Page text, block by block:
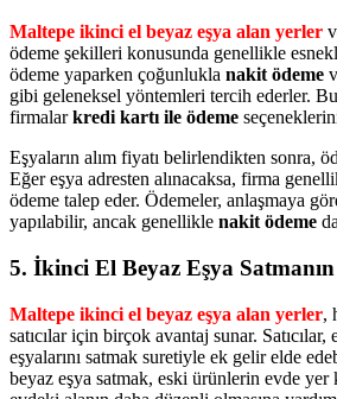
Maltepe ikinci el beyaz eşya alan yerler
ödeme şekilleri konusunda genellikle
ödeme yaparken çoğunlukla nakit ödeme
gibi geleneksel yöntemleri tercih ederler.
firmalarkredi kartı ile ödeme
Eşyaların alım fiyatı belirlendikten sonra,
Eğer eşya adresten alınacaksa, firma
ödeme talep eder. Ödemeler, anlaşmaya
yapılabilir, ancak genellikle nakit ödeme
5. İkinci El Beyaz Eşya
Maltepe ikinci el beyaz eşya alan yerler,
satıcılar için birçok avantaj sunar.
eşyalarını satmak suretiyle ek gelir elde
beyaz eşya satmak, eski ürünlerin evde yer